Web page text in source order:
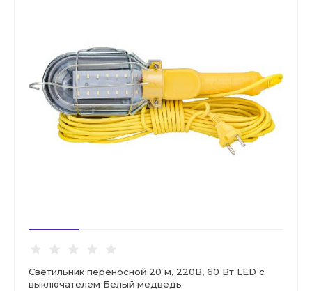
Светильник переносной 20 м, 220В, 60 Вт LED с
выключателем Белый медведь